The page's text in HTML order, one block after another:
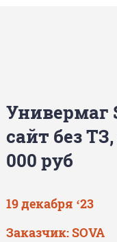
Универмаг
сайт без
000 руб
19 декабря ‘23
Заказчик: SOVA